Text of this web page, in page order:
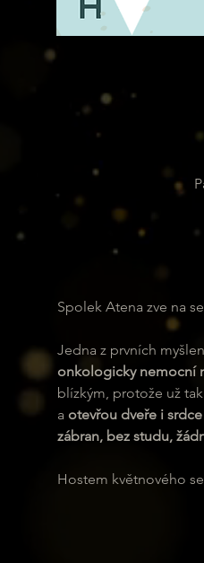
Spolek Atena zve na
Jedna z prvních
onkologicky nemocní
blízkým, protože už
a otevřou dveře i
zábran, bez studu,
Hostem květnového